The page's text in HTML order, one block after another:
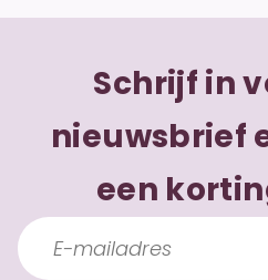
Schrijf in
nieuwsbrief
een